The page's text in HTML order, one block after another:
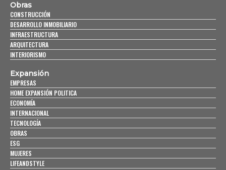
Obras
CONSTRUCCIÓN
DESARROLLO INMOBILIARIO
INFRAESTRUCTURA
ARQUITECTURA
INTERIORISMO
Expansión
EMPRESAS
HOME EXPANSIÓN POLITICA
ECONOMÍA
INTERNACIONAL
TECNOLOGÍA
OBRAS
ESG
MUJERES
LIFEANDSTYLE